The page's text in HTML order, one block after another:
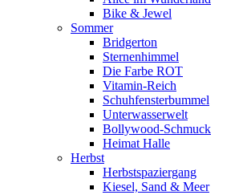
Bike & Jewel
Sommer
Bridgerton
Sternenhimmel
Die Farbe ROT
Vitamin-Reich
Schuhfensterbummel
Unterwasserwelt
Bollywood-Schmuck
Heimat Halle
Herbst
Herbstspaziergang
Kiesel, Sand & Meer